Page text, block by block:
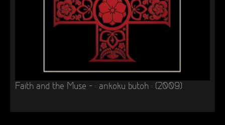
Faith and the Muse – : ankoku butoh : (2009)